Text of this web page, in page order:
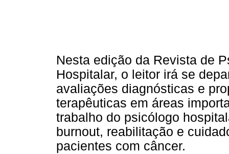
Nesta edição da Revista de
Hospitalar, o leitor irá se
avaliações diagnósticas e
terapêuticas em áreas
trabalho do psicólogo
burnout, reabilitação e
pacientes com câncer.